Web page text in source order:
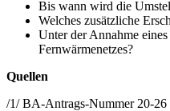
Bis wann wird die
Welches zusätzliche
Unter der Annahme
Fernwärmenetzes?
Quellen
/1/ BA-Antrags-Nummer 20-26